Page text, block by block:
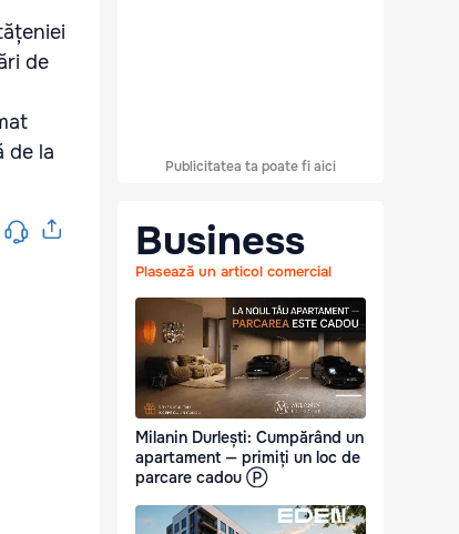
de
de la
Publicitatea ta poate fi aici
Business
Plasează un articol comercial
Milanin Durlești: Cumpărând un
apartament — primiți un loc de
parcare cadou Ⓟ